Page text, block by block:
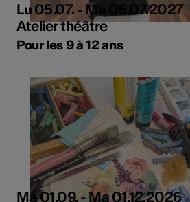
Lu 05.07. - Ma 06.07.2027
Atelier théâtre
Pour les 9 à 12 ans
Ma 01.09. - Ma 01.12.2026